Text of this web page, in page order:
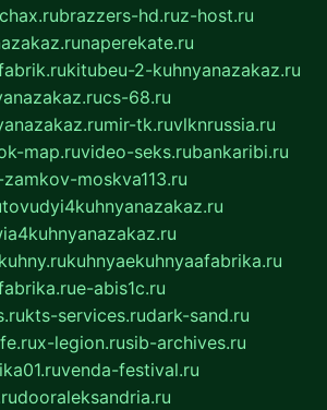
brazzers-hd.ruz-host.ru
naperekate.ru
kitubeu-2-kuhnyanazakaz.ru
cs-68.ru
mir-tk.ruvlknrussia.ru
map.ruvideo-seks.rubankaribi.ru
moskva113.ru
tovudyi4kuhnyanazakaz.ru
kuhnyaekuhnyaafabrika.ru
e-abis1c.ru
kts-services.rudark-sand.ru
x-legion.rusib-archives.ru
venda-festival.ru
dooraleksandria.ru